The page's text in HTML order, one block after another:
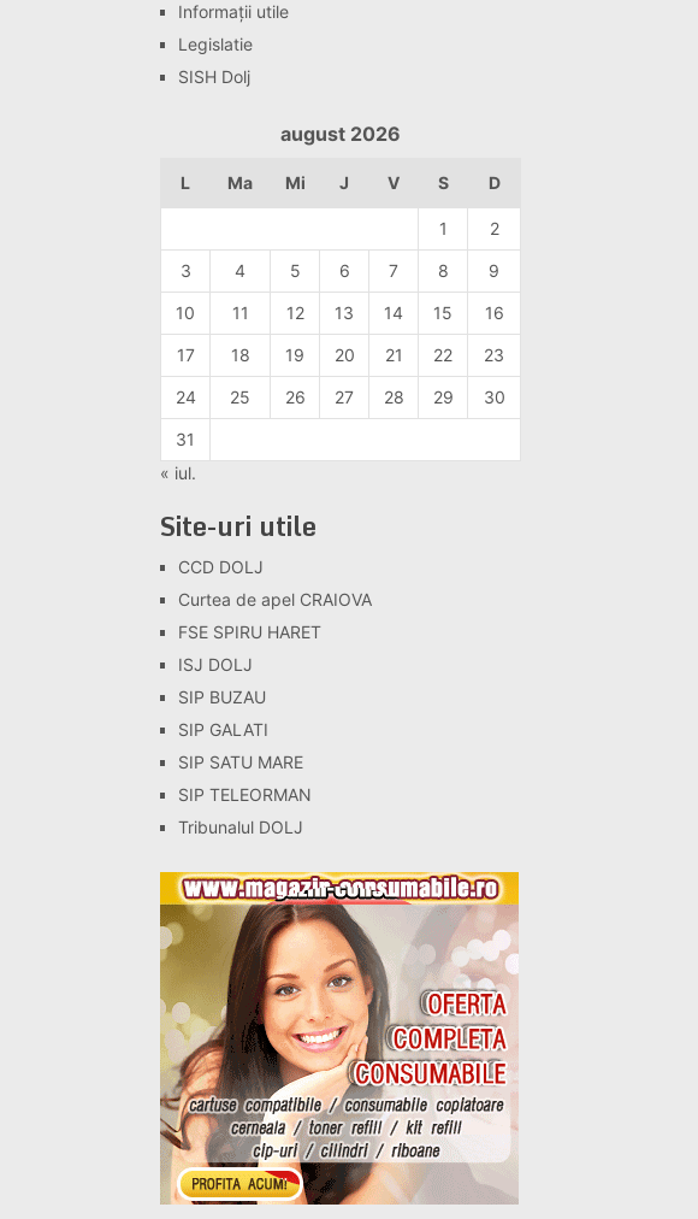
Informaţii utile
Legislatie
SISH Dolj
august 2026
L Ma Mi J V S D
1 2
3 4 5 6 7 8 9
10 11 12 13 14 15 16
17 18 19 20 21 22 23
24 25 26 27 28 29 30
31
« iul.
Site-uri utile
CCD DOLJ
Curtea de apel CRAIOVA
FSE SPIRU HARET
ISJ DOLJ
SIP BUZAU
SIP GALATI
SIP SATU MARE
SIP TELEORMAN
Tribunalul DOLJ